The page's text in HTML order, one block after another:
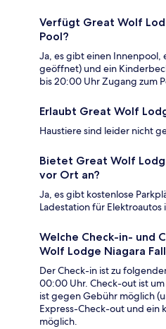
Verfügt Great Wolf
Pool?
Ja, es gibt einen Innenpool,
geöffnet) und ein
bis 20:00 Uhr Zugang zum
Erlaubt Great Wolf
Haustiere sind leider nicht
Bietet Great Wolf
vor Ort an?
Ja, es gibt kostenlose
Ladestation für Elektroautos
Welche Check-in- und
Wolf Lodge Niagara
Der Check-in ist zu
00:00 Uhr. Check-out ist
ist gegen Gebühr möglich
Express-Check-out und ein
möglich.